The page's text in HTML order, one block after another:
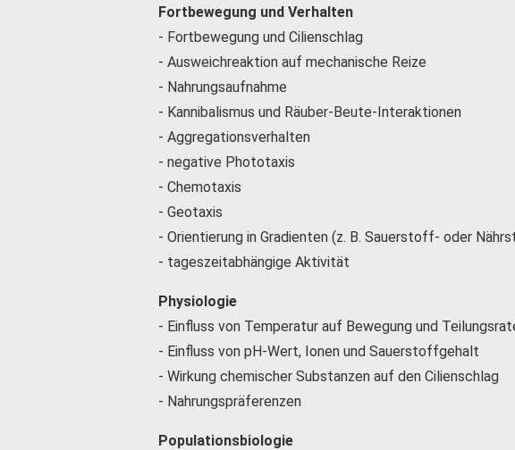
Fortbewegung und Verhalten
- Fortbewegung und Cilienschlag
- Ausweichreaktion auf mechanische Reize
- Nahrungsaufnahme
- Kannibalismus und Räuber-Beute-Interaktionen
- Aggregationsverhalten
- negative Phototaxis
- Chemotaxis
- Geotaxis
- Orientierung in Gradienten (z. B. Sauerstoff- oder
- tageszeitabhängige Aktivität
Physiologie
- Einfluss von Temperatur auf Bewegung und
- Einfluss von pH-Wert, Ionen und Sauerstoffgehalt
- Wirkung chemischer Substanzen auf den Cilienschlag
- Nahrungspräferenzen
Populationsbiologie